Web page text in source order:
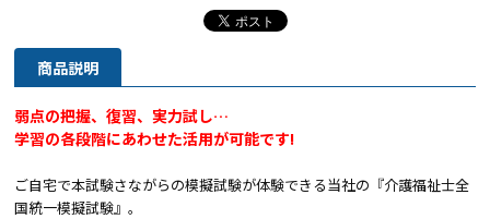
商品説明
弱点の把握、復習、実力試し…
学習の各段階にあわせた活用が可能です!
ご自宅で本試験さながらの模擬試験が体験できる当社の『介護福祉士全
国統一模擬試験』。